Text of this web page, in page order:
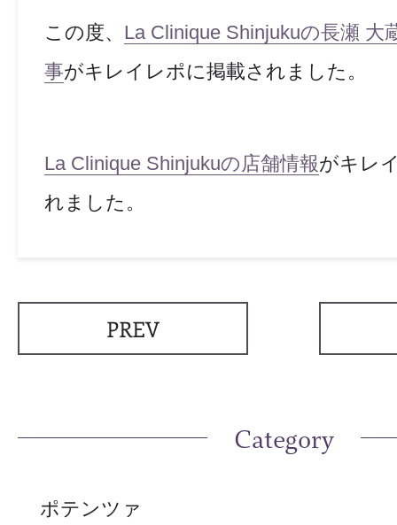
この度、 La Clinique Shinjukuの長瀬 大
事がキレイレポに掲載されました。
La Clinique Shinjukuの店舗情報がキレ
れました。
PREV
Category
ポテンツァ